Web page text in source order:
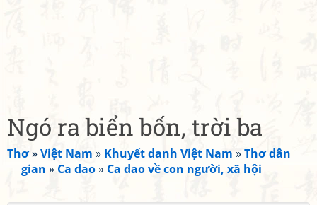
Ngó ra biển bốn, trời ba
Thơ»Việt Nam » Khuyết danh Việt Nam »Thơ dân
gian » Ca dao» Ca dao về con người, xã hội